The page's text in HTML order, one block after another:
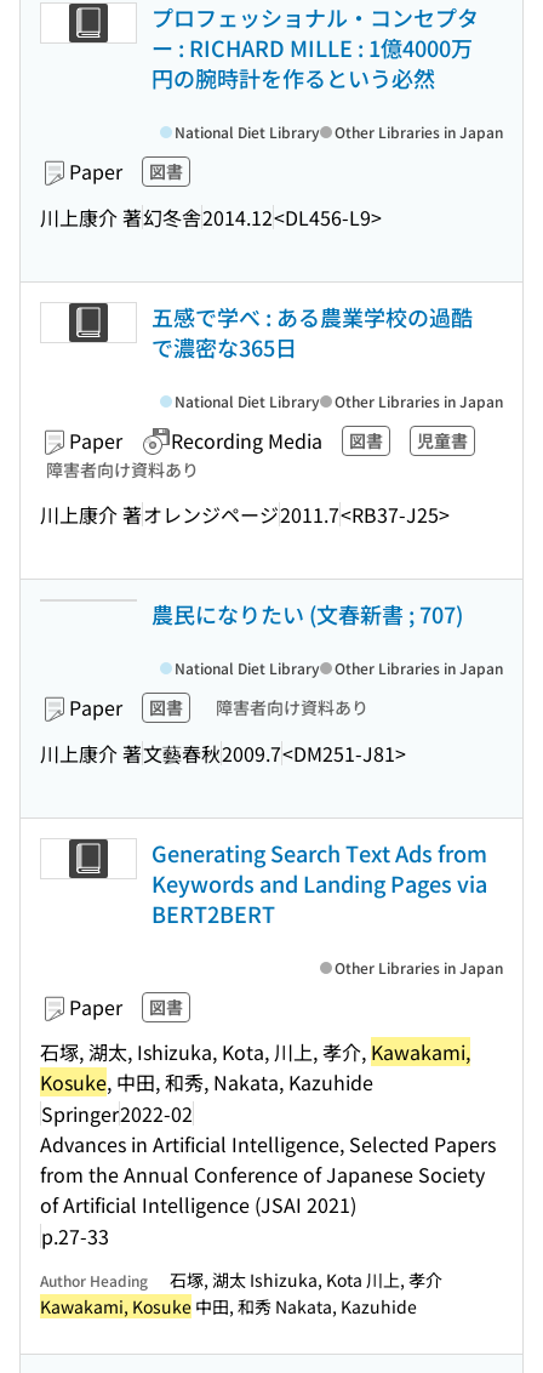
プロフェッショナル・コンセプタ
ー : RICHARD MILLE : 1億4000万
円の腕時計を作るという必然
Paper 図書
川上康介 著幻冬舎2014.12<DL456-L9>
National Diet Library Other Libraries in Japan
五感で学べ : ある農業学校の過酷
で濃密な365日
Paper Recording Media 図書
児童書
障害者向け資料あり
川上康介 著オレンジページ2011.7<RB37-J25>
National Diet Library Other Libraries in Japan
農民になりたい (文春新書 ; 707)
Paper 図書 障害者向け資料あり
川上康介 著文藝春秋2009.7<DM251-J81>
National Diet Library Other Libraries in Japan
Generating Search Text Ads from
Keywords and Landing Pages via
BERT2BERT
Paper 図書
石塚, 湖太, Ishizuka, Kota, 川上, 孝介, Kawakami,
Kosuke, 中田, 和秀, Nakata, Kazuhide
Springer2022-02
Advances in Artificial Intelligence, Selected Papers
from the Annual Conference of Japanese Society
of Artificial Intelligence (JSAI 2021)
p.27-33
Other Libraries in Japan
Author Heading
石塚, 湖太 Ishizuka, Kota 川上, 孝介
Kawakami, Kosuke 中田, 和秀 Nakata, Kazuhide